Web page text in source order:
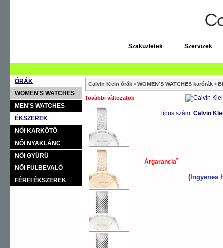
Szaküzletek Szervizek
ÓRÁK
WOMEN'S WATCHES
MEN'S WATCHES
ÉKSZEREK
NŐI KARKÖTŐ
NŐI NYAKLÁNC
NŐI GYŰRŰ
NŐI FÜLBEVALÓ
FÉRFI ÉKSZEREK
Calvin Klein órák>WOMEN'S WATCHES karórák>
További változatok
Típus szám: Calvin
Árgarancia*
(Ingyenes